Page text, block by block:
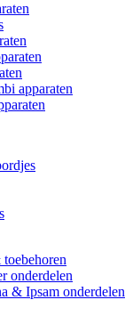
apparaten
onderdelen
& Ipsam onderdelen